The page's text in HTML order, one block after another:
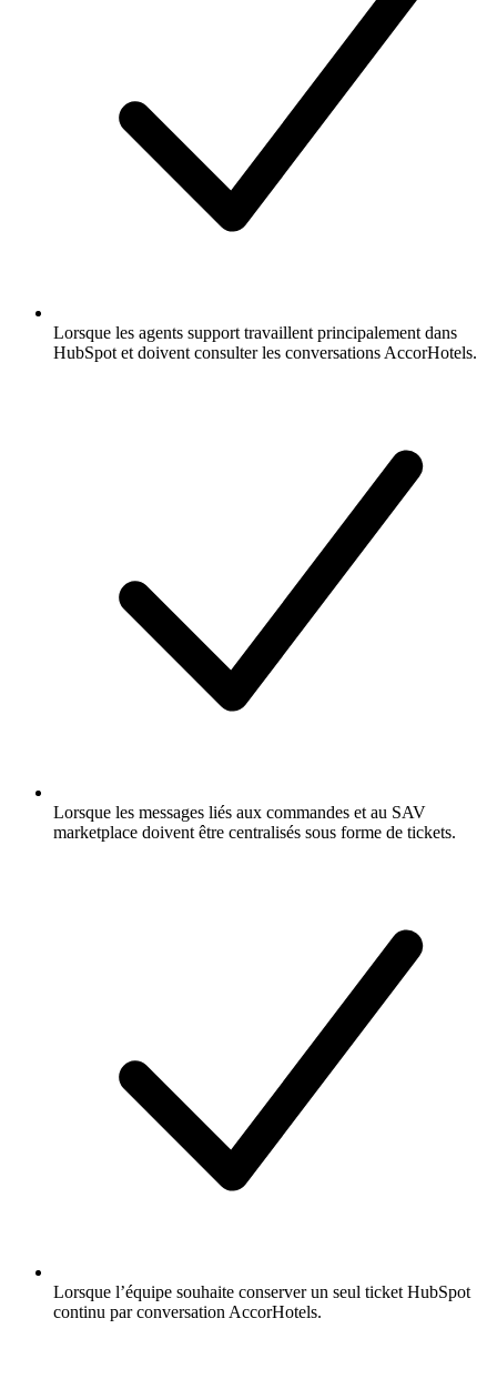
Lorsque les agents support travaillent principalement dans
HubSpot et doivent consulter les conversations AccorHotels.
Lorsque les messages liés aux commandes et au SAV
marketplace doivent être centralisés sous forme de tickets.
Lorsque l’équipe souhaite conserver un seul ticket HubSpot
continu par conversation AccorHotels.